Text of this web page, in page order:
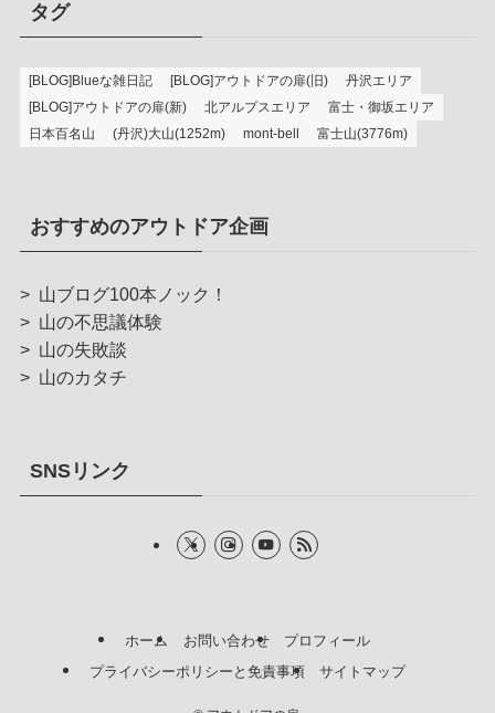
タグ
[BLOG]Blueな雑日記 [BLOG]アウトドアの扉(旧)
丹沢エリア
[BLOG]アウトドアの扉(新)
北アルプスエリア
富士・御坂エリア
日本百名山
(丹沢)大山(1252m) mont-bell 富士山(3776m)
おすすめのアウトドア企画
> 山ブログ100本ノック！
> 山の不思議体験
> 山の失敗談
> 山のカタチ
SNSリンク
ホーム お問い合わせ
プロフィール
プライバシーポリシーと免責事項
サイトマップ